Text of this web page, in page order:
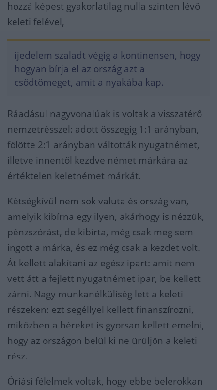
hozzá képest gyakorlatilag nulla szinten lévő
keleti felével,
ijedelem szaladt végig a kontinensen, hogy
hogyan bírja el az ország azt a
csődtömeget, amit a nyakába kap.
Ráadásul nagyvonalúak is voltak a visszatérő
nemzetrésszel: adott összegig 1:1 arányban,
fölötte 2:1 arányban váltották nyugatnémet,
illetve innentől kezdve német márkára az
értéktelen keletnémet márkát.
Kétségkívül nem sok valuta és ország van,
amelyik kibírna egy ilyen, akárhogy is nézzük,
pénzszórást, de kibírta, még csak meg sem
ingott a márka, és ez még csak a kezdet volt.
Át kellett alakítani az egész ipart: amit nem
vett átt a fejlett nyugatnémet ipar, be kellett
zárni. Nagy munkanélküliség lett a keleti
részeken: ezt segéllyel kellett finanszírozni,
miközben a béreket is gyorsan kellett emelni,
hogy az országon belül ki ne ürüljön a keleti
rész.
Óriási félelmek voltak, hogy ebbe belerokkan